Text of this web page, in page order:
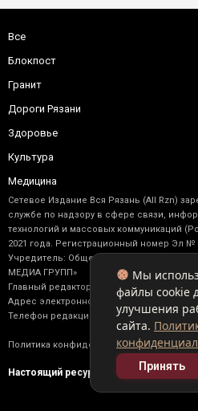
Мы
файлы cookie
улучшения
сайта.
Принять
Все
Блокпост
Гранит
Дороги Рязани
Здоровье
Культура
Медицина
Сетевое Издание Вся Рязань (All Rzn)
службе по надзору в сфере связи,
технологий и массовых коммуникаций
2021 года. Регистрационный номер Эл №
Учредитель: Общество с ограниченной
МЕДИА ГРУПП»
Главный редактор: Васильев М. Ю.
Адрес электронной почты редакции:
Телефон редакции: +7 (910) 902-17-92
Политика конфиденциальности
Настоящий ресурс содержит